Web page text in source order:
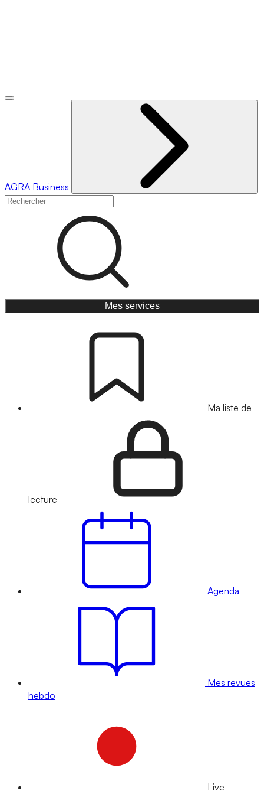
AGRA Business
Mes services
Ma liste de
lecture
Agenda
Mes revues
hebdo
Live